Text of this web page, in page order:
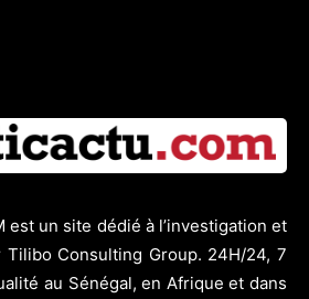
est un site dédié à l’investigation et
Tilibo Consulting Group. 24H/24, 7
au Sénégal, en Afrique et dans